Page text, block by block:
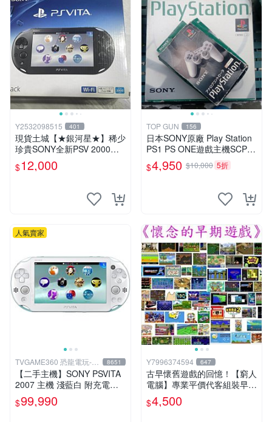
Y2532098515 401
現貨土城【★銀河星★】稀少
珍貴SONY全新PSV 2000主
機.可轉換中文.全新PSV未使
用
$12,000
TOP GUN 156
日本SONY原廠 Play Station
PS1 PS ONE遊戲主機SCPH-
5500有改機可玩台片可讀取
燒錄CDR
$4,950 $10,000 5折
人氣賣家
TVGAME360 恐龍電玩-台
中店
8651
【二手主機】SONY PSVITA
2007 主機 淺藍白 附充電器
USB傳輸線 PS VITA PSV 裸
裝 台中
$99,990
Y7996374594 647
古早懷舊遊戲的回憶！【窮人
電腦】專業平價代客組裝早期
Windows98/95/DOS遊戲機--
-專業首選！
$4,500